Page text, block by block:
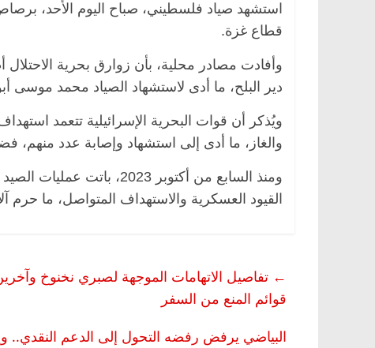
استشهد صياد فلسطيني، صباح اليوم الأحد،
قطاع غزة.
وأفادت مصادر محلية، بأن زوارق بحرية
دير البلح، ما أدى لاستشهاد الصياد محمد موسى
ويُذكر أن قوات البحرية الإسرائيلية تتعمد
والغاز، ما أدى إلى استشهاد وإصابة عدد منهم،
ومنذ السابع من أكتوبر
القيود العسكرية والاستهداف المتواصل، ما
← تفاصيل الاتهامات الموجهة لصبري نخنوخ
قوائم المنع من السفر
البياضي يرفض رفضه التحول إلى الدعم النقدي..